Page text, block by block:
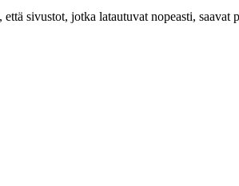
sivustot, jotka latautuvat nopeasti, saavat